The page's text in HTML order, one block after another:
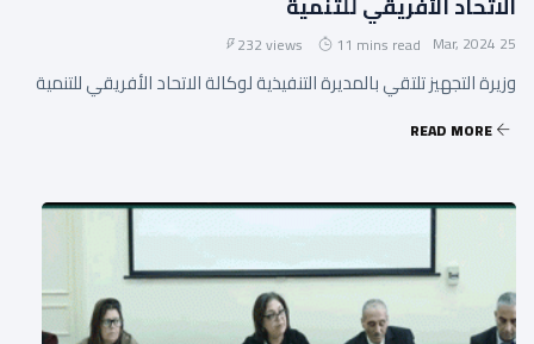
25 Mar, 2024
11 mins read
232 views
وزيرة التجهيز تلتقي بالمديرة التنفيذية لوكالة الاتحاد الأفريقي للتنمية
READ MORE